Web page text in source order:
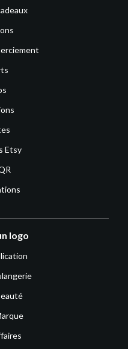
Etsy
logo